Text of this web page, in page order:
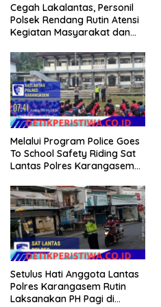
Cegah Lakalantas, Personil
Polsek Rendang Rutin Atensi
Kegiatan Masyarakat dan
Siswi Sekolah
Melalui Program Police Goes
To School Safety Riding Sat
Lantas Polres Karangasem
Berkendara kepada Siswa
Siswi SMP N 6 Abang
Setulus Hati Anggota Lantas
Polres Karangasem Rutin
Laksanakan PH Pagi di